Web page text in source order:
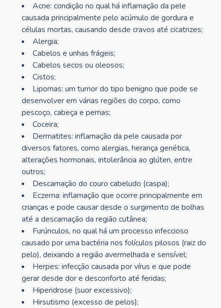
Acne: condição no qual há inflamação da pele
causada principalmente pelo acúmulo de gordura e
células mortas, causando desde cravos até cicatrizes;
Alergia;
Cabelos e unhas frágeis;
Cabelos secos ou oleosos;
Cistos;
Lipomas: um tumor do tipo benigno que pode se
desenvolver em várias regiões do corpo, como
pescoço, cabeça e pernas;
Coceira;
Dermatites: inflamação da pele causada por
diversos fatores, como alergias, herança genética,
alterações hormonais, intolerância ao glúten, entre
outros;
Descamação do couro cabeludo (caspa);
Eczema: inflamação que ocorre principalmente em
crianças e pode causar desde o surgimento de bolhas
até a descamação da região cutânea;
Furúnculos, no qual há um processo infeccioso
causado por uma bactéria nos folículos pilosos (raiz do
pelo), deixando a região avermelhada e sensível;
Herpes: infecção causada por vírus e que pode
gerar desde dor e desconforto até feridas;
Hiperidrose (suor excessivo);
Hirsutismo (excesso de pelos);